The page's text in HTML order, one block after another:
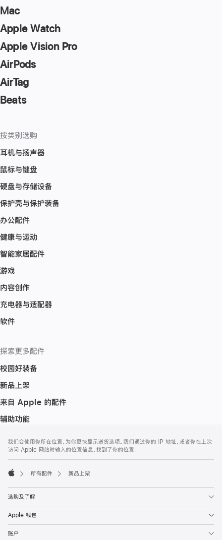
Mac
Apple Watch
Apple Vision Pro
AirPods
AirTag
Beats
按类别选购
耳机与扬声器
鼠标与键盘
硬盘与存储设备
保护壳与保护装备
办公配件
健康与运动
智能家居配件
游戏
内容创作
充电器与适配器
软件
探索更多配件
校园好装备
新品上架
来自 Apple 的配件
辅助功能
页
页
脚
注
我们会使用你所在位置，为你更快显示送货选项。我们通过你的 IP 地址，或者你在上次
访问 Apple 网站时输入的位置信息，找到了你的位置。
所有配件 新品上架
选购及了解
Apple 钱包
账户